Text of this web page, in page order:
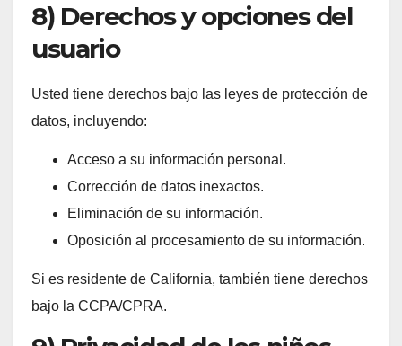
8) Derechos y opciones del
usuario
Usted tiene derechos bajo las leyes de protección de
datos, incluyendo:
Acceso a su información personal.
Corrección de datos inexactos.
Eliminación de su información.
Oposición al procesamiento de su información.
Si es residente de California, también tiene derechos
bajo la CCPA/CPRA.